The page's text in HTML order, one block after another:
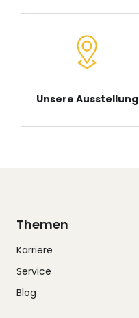
Unsere Ausstellung
Themen
Karriere
Service
Blog